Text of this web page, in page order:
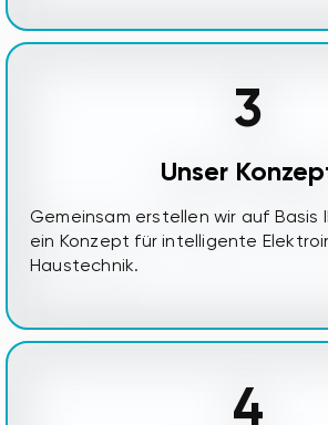
3
Unser
Gemeinsam erstellen wir auf Basis
ein Konzept für intelligente
Haustechnik.
4